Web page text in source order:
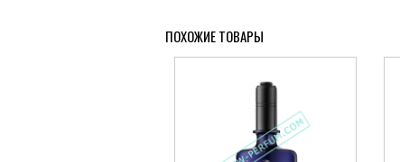
ПОХОЖИЕ ТОВАРЫ